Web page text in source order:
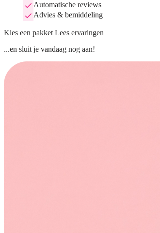
Automatische reviews
Advies & bemiddeling
Kies een pakket Lees ervaringen
...en sluit je vandaag nog aan!